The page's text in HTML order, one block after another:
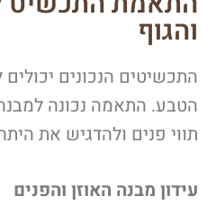
והגוף
התכשיטים הנכונים
הטבע. התאמה נכונה
תווי פנים ולהדגיש את
עידון מבנה האוזן והפנים